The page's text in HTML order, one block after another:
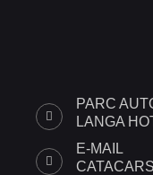
PARC
LANGA
E-MAIL